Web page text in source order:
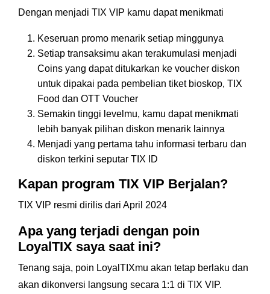
Dengan menjadi TIX VIP kamu dapat menikmati
Keseruan promo menarik setiap minggunya
Setiap transaksimu akan terakumulasi menjadi
Coins yang dapat ditukarkan ke voucher diskon
untuk dipakai pada pembelian tiket bioskop, TIX
Food dan OTT Voucher
Semakin tinggi levelmu, kamu dapat menikmati
lebih banyak pilihan diskon menarik lainnya
Menjadi yang pertama tahu informasi terbaru dan
diskon terkini seputar TIX ID
Kapan program TIX VIP Berjalan?
TIX VIP resmi dirilis dari April 2024
Apa yang terjadi dengan poin
LoyalTIX saya saat ini?
Tenang saja, poin LoyalTIXmu akan tetap berlaku dan
akan dikonversi langsung secara 1:1 di TIX VIP.